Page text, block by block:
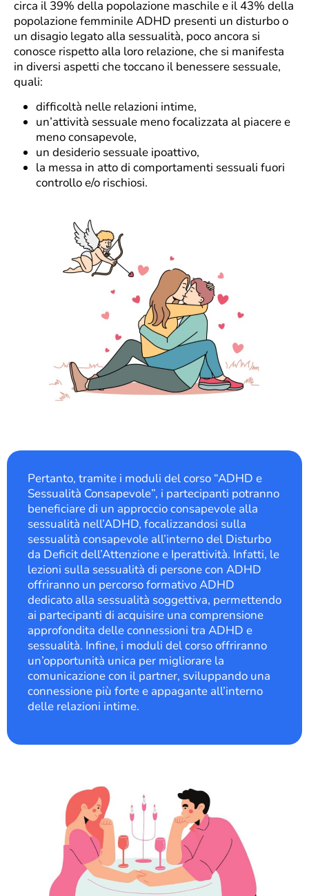
circa il 39% della popolazione maschile e il 43% della
popolazione femminile ADHD presenti un disturbo o
un disagio legato alla sessualità, poco ancora si
conosce rispetto alla loro relazione, che si manifesta
in diversi aspetti che toccano il benessere sessuale,
quali:
difficoltà nelle relazioni intime,
un’attività sessuale meno focalizzata al piacere e
meno consapevole,
un desiderio sessuale ipoattivo,
la messa in atto di comportamenti sessuali fuori
controllo e/o rischiosi.
Pertanto, tramite i moduli del corso “ADHD e
Sessualità Consapevole”, i partecipanti potranno
beneficiare di un approccio consapevole alla
sessualità nell’ADHD, focalizzandosi sulla
sessualità consapevole all’interno del Disturbo
da Deficit dell’Attenzione e Iperattività. Infatti, le
lezioni sulla sessualità di persone con ADHD
offriranno un percorso formativo ADHD
dedicato alla sessualità soggettiva, permettendo
ai partecipanti di acquisire una comprensione
approfondita delle connessioni tra ADHD e
sessualità. Infine, i moduli del corso offriranno
un’opportunità unica per migliorare la
comunicazione con il partner, sviluppando una
connessione più forte e appagante all’interno
delle relazioni intime.